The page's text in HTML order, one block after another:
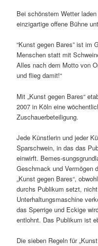
Bei schönstem Wetter
einzigartige offene Bühne
“Kunst gegen Bares” ist im
Menschen statt mit
Alles nach dem Motto von
und flieg damit!“
Mit „Kunst gegen Bares“
2007 in Köln eine
Zuschauerbeteiligung.
Jede Künstlerin und jeder
Sparschwein, in das das
einwirft. Bemes-
Geschmack und Vermögen
„Kunst gegen Bares“,
durchs Publikum setzt,
Unterhaltungsmaschine
das Sperrige und Eckige
entlohnt. Das Publikum ist
Die sieben Regeln für